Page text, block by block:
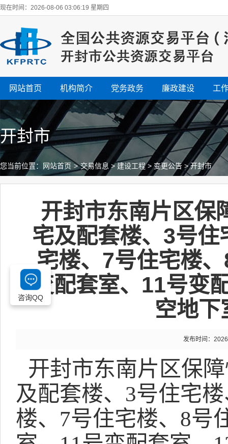
现在时间：2026-08-06 03:06:20 星期四
网站首页 机构简介 党务政务 廉政建设 工
开封市
您当前位置： 网站首页 > 交易信息 >建设工程>变更公告 >开封市
开封市东南片区保
宅及配套楼、3号
宅楼、7号住宅楼
变配套室、11号变
空地下
发布时间：
开封市东南片区保
及配套楼、 3号住宅
楼、 7号住宅楼、 8号
咨询QQ